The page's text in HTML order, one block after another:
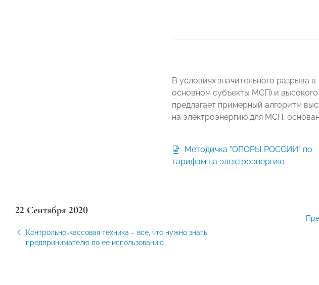
В условиях значительного разрыва
основном субъекты МСП) и
предлагает примерный алгоритм
на электроэнергию для МСП,
тарифам на электроэнергию
22 Сентября 2020
Контрольно-кассовая техника – всё, что нужно знать
предпринимателю по ее использованию